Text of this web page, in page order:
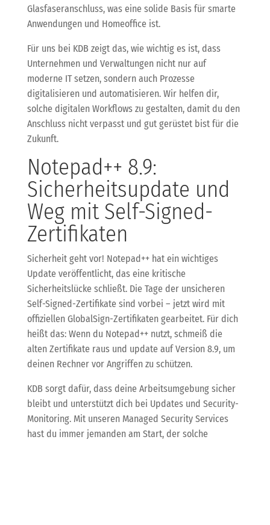
Glasfaseranschluss, was eine solide Basis für smarte
Anwendungen und Homeoffice ist.
Für uns bei KDB zeigt das, wie wichtig es ist, dass
Unternehmen und Verwaltungen nicht nur auf
moderne IT setzen, sondern auch Prozesse
digitalisieren und automatisieren. Wir helfen dir,
solche digitalen Workflows zu gestalten, damit du den
Anschluss nicht verpasst und gut gerüstet bist für die
Zukunft.
Notepad++ 8.9:
Sicherheitsupdate und
Weg mit Self-Signed-
Zertifikaten
Sicherheit geht vor! Notepad++ hat ein wichtiges
Update veröffentlicht, das eine kritische
Sicherheitslücke schließt. Die Tage der unsicheren
Self-Signed-Zertifikate sind vorbei – jetzt wird mit
offiziellen GlobalSign-Zertifikaten gearbeitet. Für dich
heißt das: Wenn du Notepad++ nutzt, schmeiß die
alten Zertifikate raus und update auf Version 8.9, um
deinen Rechner vor Angriffen zu schützen.
KDB sorgt dafür, dass deine Arbeitsumgebung sicher
bleibt und unterstützt dich bei Updates und Security-
Monitoring. Mit unseren Managed Security Services
hast du immer jemanden am Start, der solche